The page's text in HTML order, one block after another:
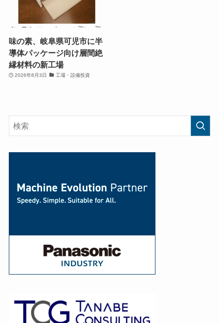
味の素、岐阜県可児市に半
導体パッケージ向け層間絶
縁材料の新工場
2026年8月3日 工場・設備投資